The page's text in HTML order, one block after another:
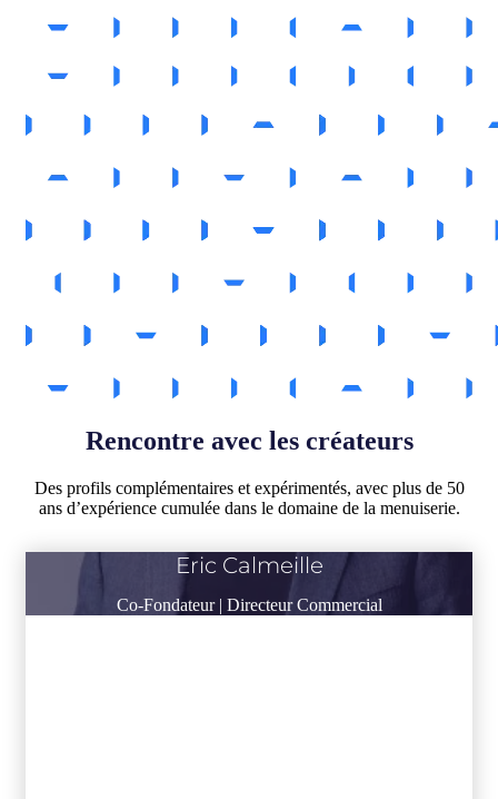
Rencontre avec les créateurs
Des profils complémentaires et expérimentés, avec plus de 50
ans d’expérience cumulée dans le domaine de la menuiserie.
Eric Calmeille
Co-Fondateur | Directeur Commercial